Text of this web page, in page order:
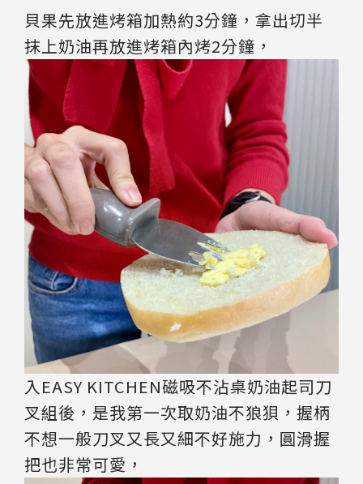
貝果先放進烤箱加熱約3分鐘，拿出切半
抹上奶油再放進烤箱內烤2分鐘，
入EASY KITCHEN磁吸不沾桌奶油起司刀
叉組後，是我第一次取奶油不狼狽，握柄
不想一般刀叉又長又細不好施力，圓滑握
把也非常可愛，